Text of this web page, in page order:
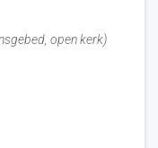
open kerk)